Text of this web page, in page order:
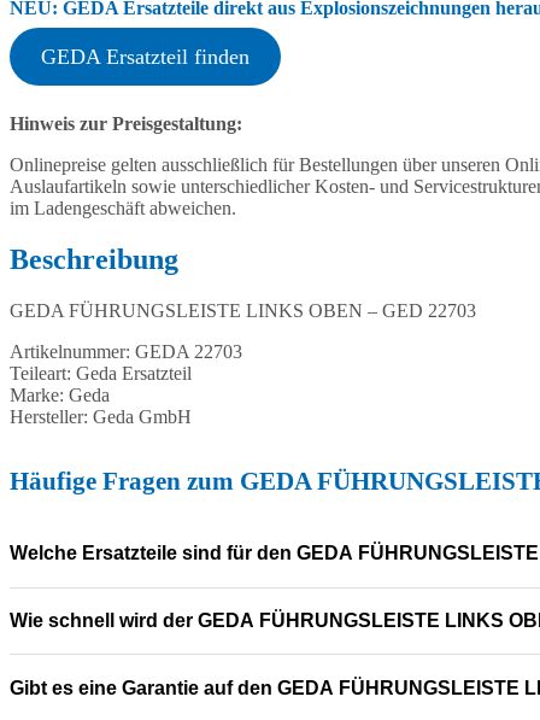
NEU: GEDA Ersatzteile direkt aus Explosionszeichnungen
GEDA Ersatzteil finden
Hinweis zur Preisgestaltung:
Onlinepreise gelten ausschließlich für Bestellungen über unseren
Auslaufartikeln sowie unterschiedlicher Kosten- und
im Ladengeschäft abweichen.
Beschreibung
GEDA FÜHRUNGSLEISTE LINKS OBEN – GED 22703
Artikelnummer: GEDA 22703
Teileart: Geda Ersatzteil
Marke: Geda
Hersteller: Geda GmbH
Häufige Fragen zum GEDA
Welche Ersatzteile sind für den GEDA
Wie schnell wird der GEDA FÜHRUNGSLEISTE LINKS
Gibt es eine Garantie auf den GEDA FÜHRUNGSLEISTE